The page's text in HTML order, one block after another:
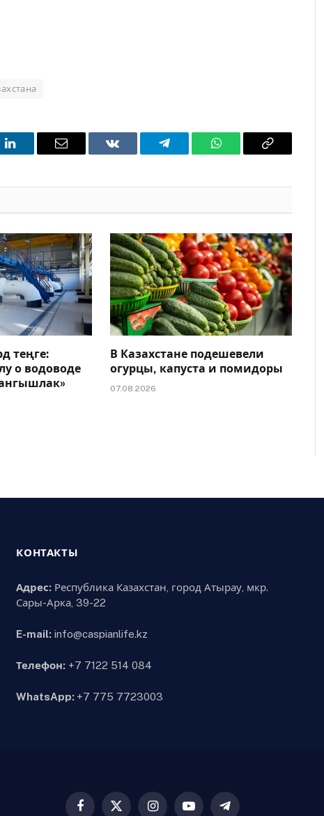
LinkedIn Email VKontakteTelegram WhatsAppCopy
теңге:
о водоводе
В Казахстане подешевели
огурцы, капуста и помидоры
07.08.2026
КОНТАКТЫ
Адрес: Республика Казахстан, город Атырау, мкр.
Сары-Арка, 39-22
E-mail: info@caspianlife.kz
Телефон: +7 7122 514 084
WhatsApp: +7 775 7723003
Facebook
X InstagramYouTubeTelegram